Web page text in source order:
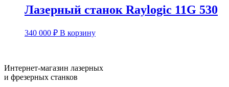
Лазерный станок Raylogic 11G 530
340 000 ₽ В корзину
Интернет-магазин лазерных
и фрезерных станков